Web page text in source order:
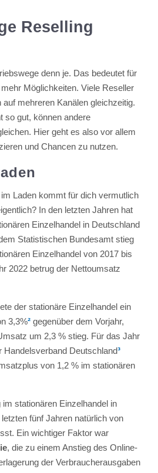
Reselling
denn je. Das bedeutet für
Möglichkeiten. Viele Reseller
mehreren Kanälen gleichzeitig.
so gut, können andere
Hier geht es also vor allem
und Chancen zu nutzen.
Laden kommt für dich vermutlich
In den letzten Jahren hat
Einzelhandel in Deutschland
Statistischen Bundesamt stieg
Einzelhandel von 2017 bis
2022 betrug der Nettoumsatz
der stationäre Einzelhandel ein
3,3%²gegenüber dem Vorjahr,
um 2,3 % stieg. Für das Jahr
Handelsverband Deutschland³
von 1,2 % im stationären
stationären Einzelhandel in
fünf Jahren natürlich von
Ein wichtiger Faktor war
, die zu einem Anstieg des Online-
der Verbraucherausgaben